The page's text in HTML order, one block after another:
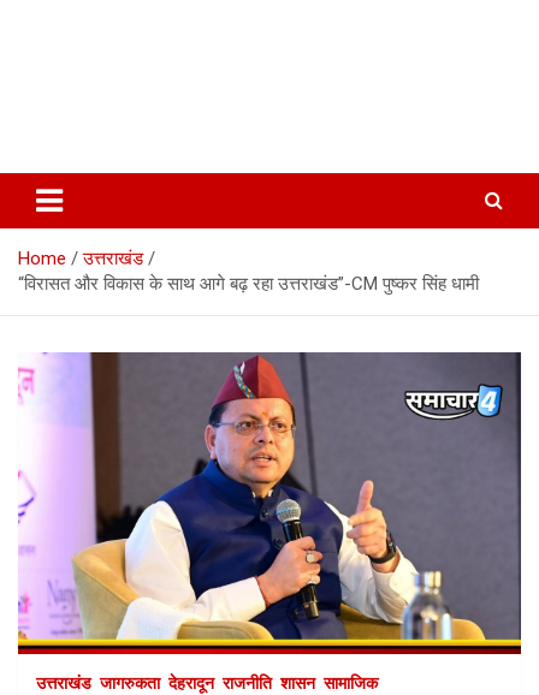
Home
उत्तराखंड
“विरासत और विकास के साथ आगे बढ़ रहा उत्तराखंड”-CM पुष्कर सिंह धामी
उत्तराखंड जागरुकता देहरादून राजनीति शासन सामाजिक